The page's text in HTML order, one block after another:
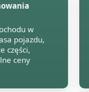
w
pojazdu,
części,
ceny